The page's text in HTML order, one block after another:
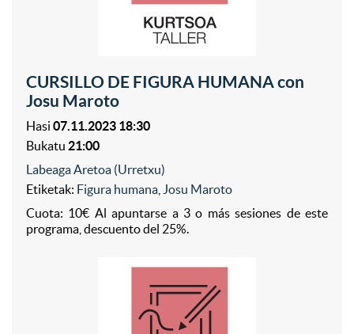
CURSILLO DE FIGURA HUMANA con
Josu Maroto
Hasi 07.11.2023 18:30
Bukatu 21:00
Labeaga Aretoa (Urretxu)
Etiketak: Figura humana Josu Maroto
Cuota: 10€ Al apuntarse a 3 o más sesiones de este
programa, descuento del 25%.